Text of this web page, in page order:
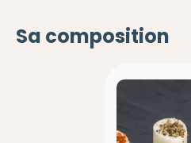
Sa composition